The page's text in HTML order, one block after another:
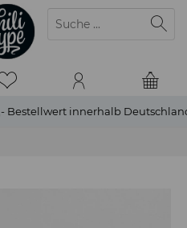
Bestellwert innerhalb